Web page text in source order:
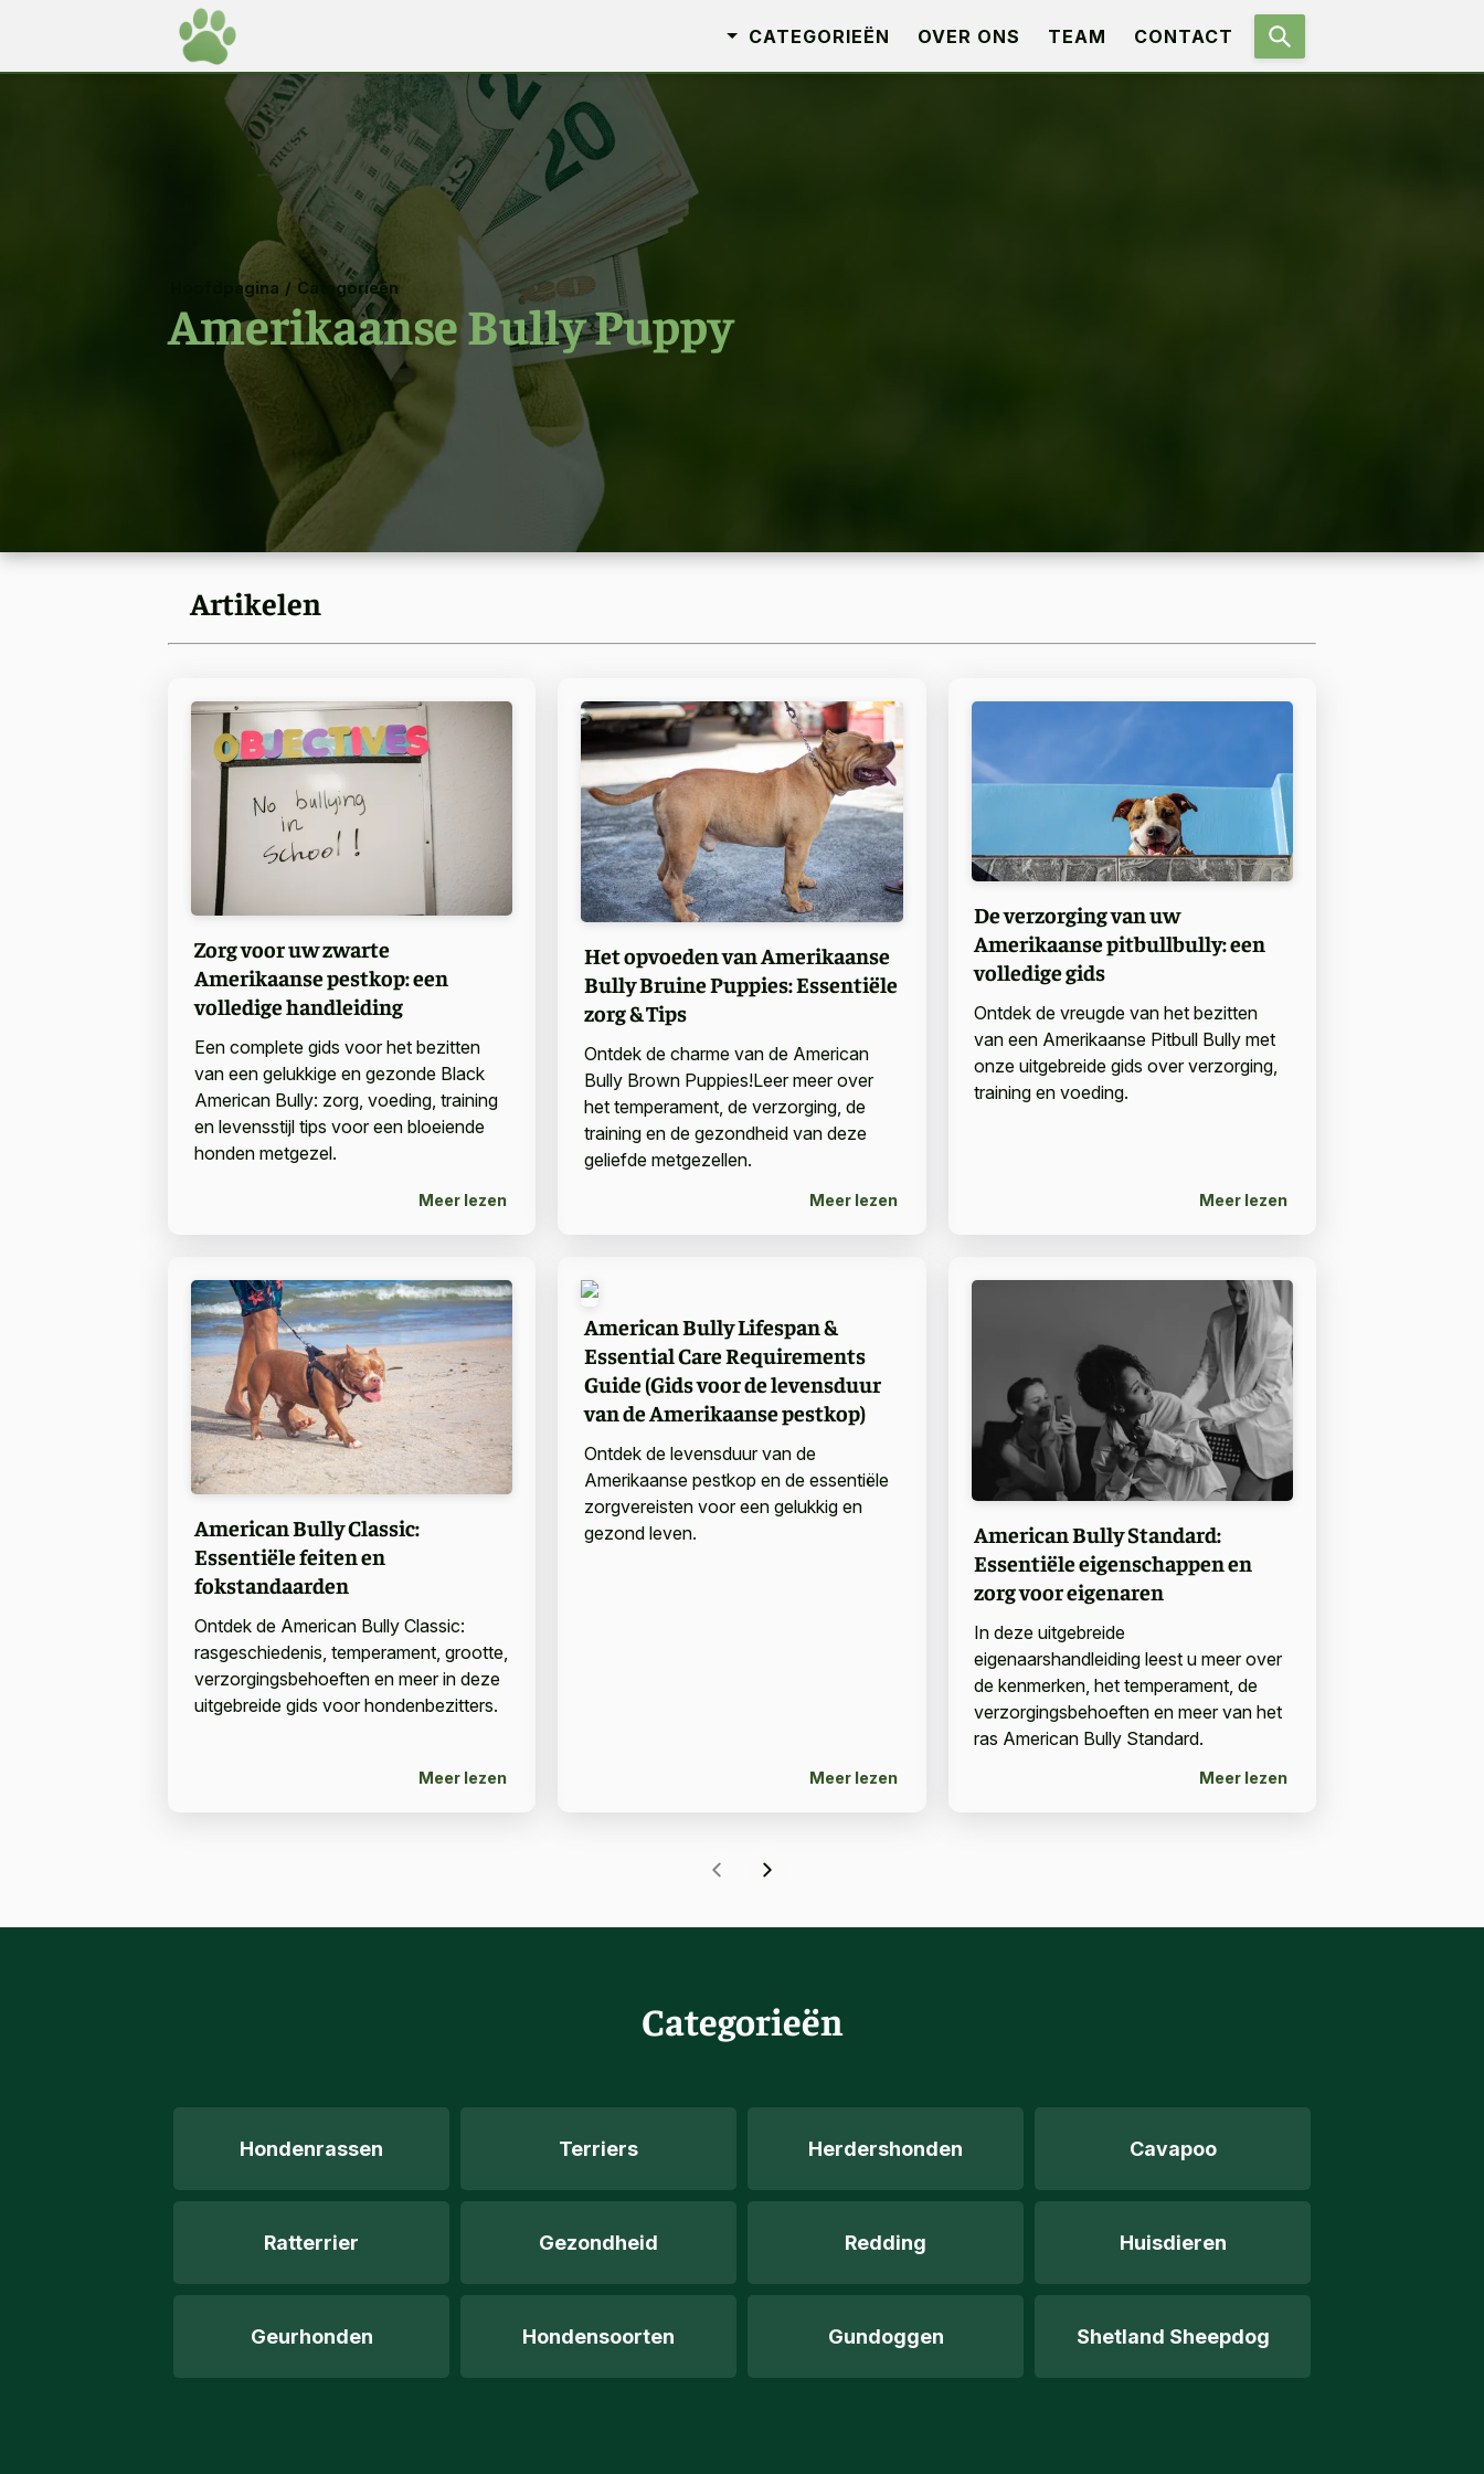
CATEGORIEËN OVER ONS TEAM CONTACT
Hoofdpagina / Categorieën
Amerikaanse Bully Puppy
Artikelen
Zorg voor uw zwarte
Amerikaanse pestkop: een
volledige handleiding
Een complete gids voor het bezitten
van een gelukkige en gezonde Black
American Bully: zorg, voeding, training
en levensstijl tips voor een bloeiende
honden metgezel.
Meer lezen
Het opvoeden van Amerikaanse
Bully Bruine Puppies: Essentiële
zorg & Tips
Ontdek de charme van de American
Bully Brown Puppies!Leer meer over
het temperament, de verzorging, de
training en de gezondheid van deze
geliefde metgezellen.
Meer lezen
De verzorging van uw
Amerikaanse pitbullbully: een
volledige gids
Ontdek de vreugde van het bezitten
van een Amerikaanse Pitbull Bully met
onze uitgebreide gids over verzorging,
training en voeding.
Meer lezen
American Bully Classic:
Essentiële feiten en
fokstandaarden
Ontdek de American Bully Classic:
rasgeschiedenis, temperament, grootte,
verzorgingsbehoeften en meer in deze
uitgebreide gids voor hondenbezitters.
Meer lezen
American Bully Lifespan &
Essential Care Requirements
Guide (Gids voor de levensduur
van de Amerikaanse pestkop)
Ontdek de levensduur van de
Amerikaanse pestkop en de essentiële
zorgvereisten voor een gelukkig en
gezond leven.
Meer lezen
American Bully Standard:
Essentiële eigenschappen en
zorg voor eigenaren
In deze uitgebreide
eigenaarshandleiding leest u meer over
de kenmerken, het temperament, de
verzorgingsbehoeften en meer van het
ras American Bully Standard.
Meer lezen
Categorieën
Hondenrassen Terriers Herdershonden Cavapoo
Ratterrier Gezondheid Redding Huisdieren
Geurhonden Hondensoorten Gundoggen Shetland Sheepdog